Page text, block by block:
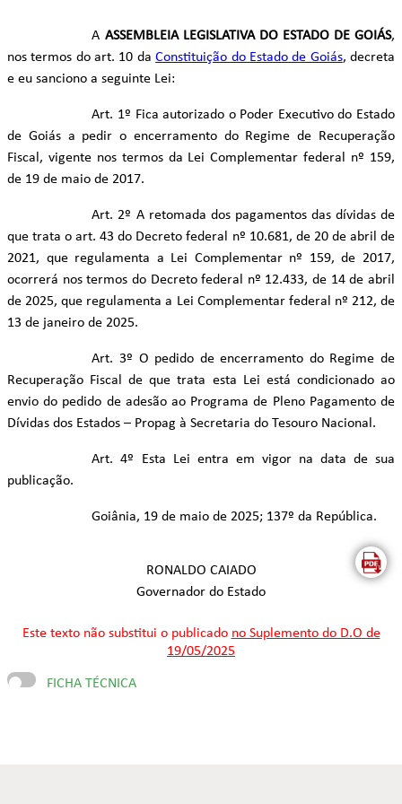
A ASSEMBLEIA LEGISLATIVA DO ESTADO DE GOIÁS,
nos termos do art. 10 daConstituição do Estado de Goiás, decreta
e eu sanciono a seguinte Lei:
Art. 1º Fica autorizado o Poder Executivo do Estado
de Goiás a pedir o encerramento do Regime de Recuperação
Fiscal, vigente nos termos da Lei Complementar federal nº 159,
de 19 de maio de 2017.
Art. 2º A retomada dos pagamentos das dívidas de
que trata o art. 43 do Decreto federal nº 10.681, de 20 de abril de
2021, que regulamenta a Lei Complementar nº 159, de 2017,
ocorrerá nos termos do Decreto federal nº 12.433, de 14 de abril
de 2025, que regulamenta a Lei Complementar federal nº 212, de
13 de janeiro de 2025.
Art. 3º O pedido de encerramento do Regime de
Recuperação Fiscal de que trata esta Lei está condicionado ao
envio do pedido de adesão ao Programa de Pleno Pagamento de
Dívidas dos Estados – Propag à Secretaria do Tesouro Nacional.
Art. 4º Esta Lei entra em vigor na data de sua
publicação.
Goiânia, 19 de maio de 2025; 137º da República.
RONALDO CAIADO
Governador do Estado
Este texto não substitui o publicado no Suplemento do D.O de
19/05/2025
FICHA TÉCNICA